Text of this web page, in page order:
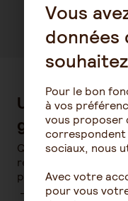
Un parcours
gratuit et
Que vous soyez en
recherche ou en
pour vous aider à :
Prendre
Vous
données
Pour le bon
à vos
vous proposer
correspondent
sociaux, nous
Avec votre
pour vous